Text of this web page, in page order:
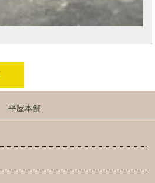
平屋本舗